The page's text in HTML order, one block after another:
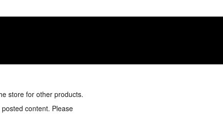
store for other products.
content. Please